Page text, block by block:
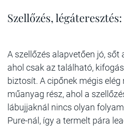
Szellőzés, légáteresztés:
A szellőzés alapvetően jó, sőt
ahol csak az található,
biztosít. A cipőnek mégis elég
műanyag rész, ahol a
lábujjaknál nincs olyan
Pure-nál, így a termelt pára